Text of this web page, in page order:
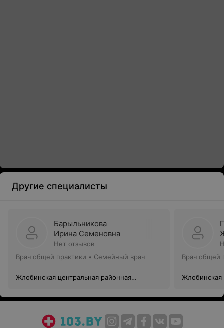
Другие специалисты
Барыльникова
Ирина Семеновна
Нет отзывов
Врач общей практики • Семейный врач
Жлобинская центральная районная
Врач общей
Жлобинская